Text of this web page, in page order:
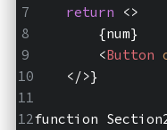
return
<>
        {num}
<Button
</>}
function